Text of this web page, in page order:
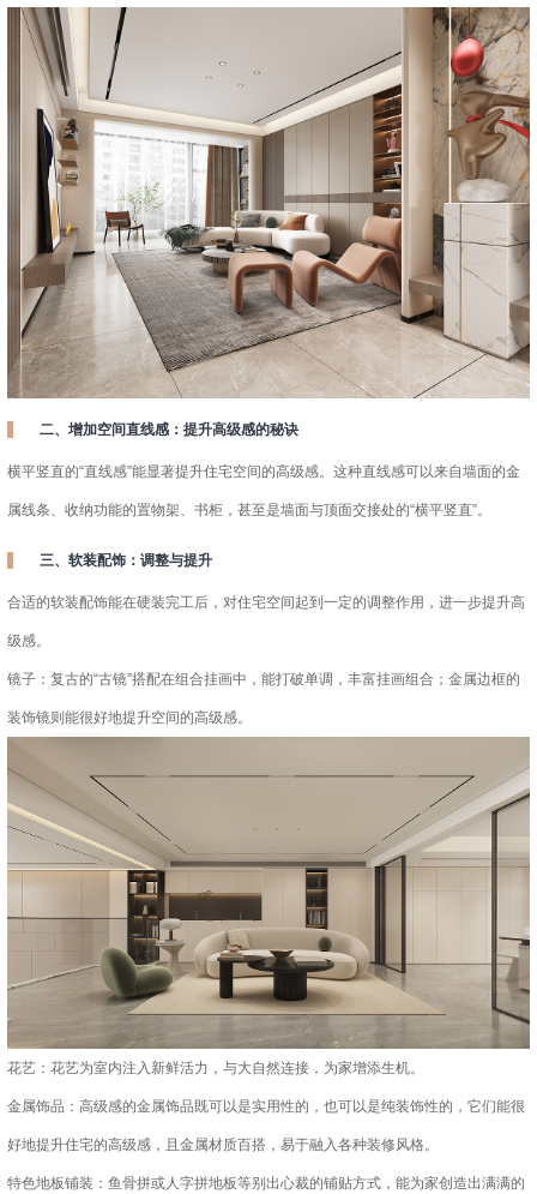
二、增加空间直线感：提升高级感的秘诀
横平竖直的“直线感”能显著提升住宅空间的高级感。这种直线感可以来自墙面的金
属线条、收纳功能的置物架、书柜，甚至是墙面与顶面交接处的“横平竖直”。
三、软装配饰：调整与提升
合适的软装配饰能在硬装完工后，对住宅空间起到一定的调整作用，进一步提升高
级感。
镜子：复古的“古镜”搭配在组合挂画中，能打破单调，丰富挂画组合；金属边框的
装饰镜则能很好地提升空间的高级感。
花艺：花艺为室内注入新鲜活力，与大自然连接，为家增添生机。
金属饰品：高级感的金属饰品既可以是实用性的，也可以是纯装饰性的，它们能很
好地提升住宅的高级感，且金属材质百搭，易于融入各种装修风格。
特色地板铺装：鱼骨拼或人字拼地板等别出心裁的铺贴方式，能为家创造出满满的